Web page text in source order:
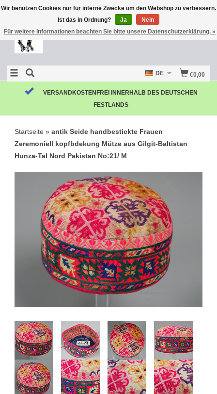
€0,00
DE
VERSANDKOSTENFREI INNERHALB DES DEUTSCHEN
FESTLANDS
Startseite » antik Seide handbestickte Frauen
Zeremoniell kopfbdekung Mütze aus Gilgit-Baltistan
Hunza-Tal Nord Pakistan No:21/ M
Wir benutzen Cookies nur für interne Zwecke um den Webshop zu verbessern.
Ist das in Ordnung?
Ja
Nein
Für weitere Informationen beachten Sie bitte unsere Datenschutzerklärung. »